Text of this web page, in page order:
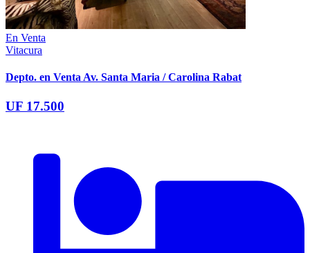
En Venta
Vitacura
Depto. en Venta Av. Santa Maria / Carolina Rabat
UF 17.500